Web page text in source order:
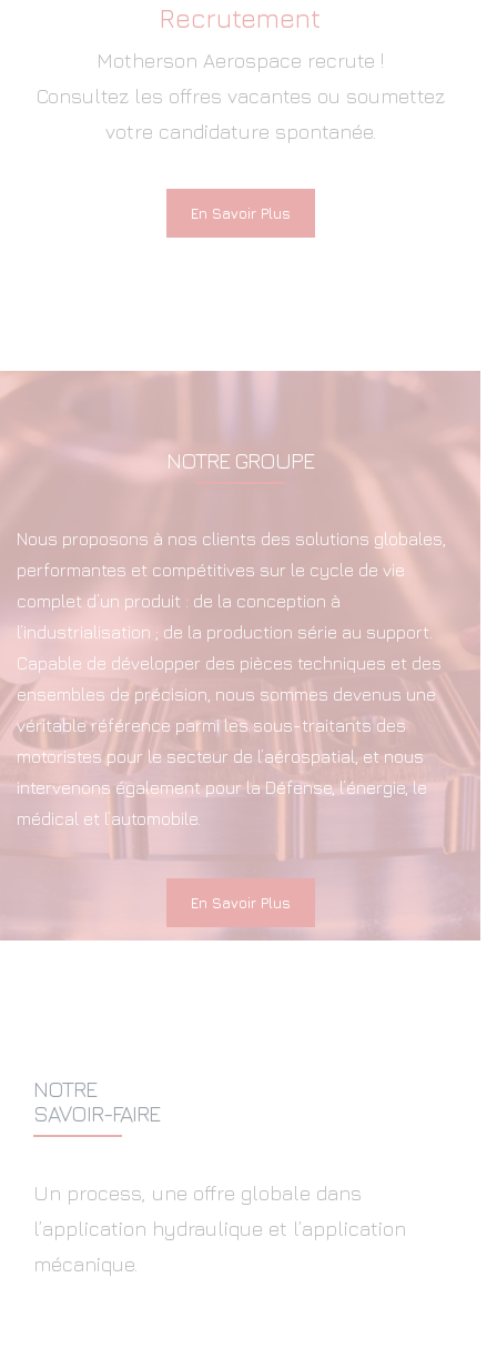
Recrutement
Motherson Aerospace recrute !
Consultez les offres vacantes ou soumettez
votre candidature spontanée.
En Savoir Plus
NOTRE GROUPE
Nous proposons à nos clients des solutions globales,
performantes et compétitives sur le cycle de vie
complet d’un produit : de la conception à
l’industrialisation ; de la production série au support.
Capable de développer des pièces techniques et des
ensembles de précision, nous sommes devenus une
véritable référence parmi les sous-traitants des
motoristes pour le secteur de l’aérospatial, et nous
intervenons également pour la Défense, l’énergie, le
médical et l’automobile.
En Savoir Plus
NOTRE
SAVOIR-FAIRE
Un process, une offre globale dans
l’application hydraulique et l’application
mécanique.